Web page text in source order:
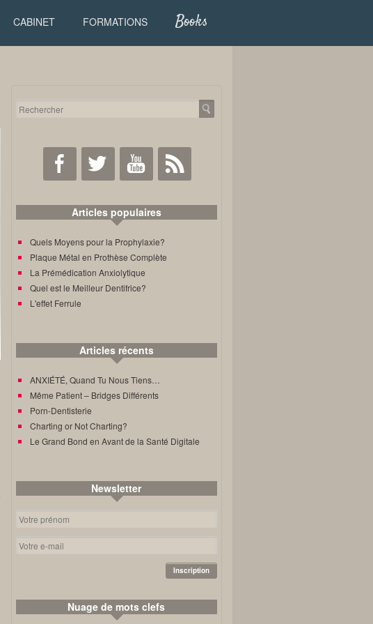
CABINET FORMATIONS Books
Facebook Twitter Youtube
Articles populaires
Quels Moyens pour la Prophylaxie?
Plaque Métal en Prothèse Complète
La Prémédication Anxiolytique
Quel est le Meilleur Dentifrice?
L'effet Ferrule
Articles récents
ANXIÉTÉ, Quand Tu Nous Tiens…
Même Patient – Bridges Différents
Porn-Dentisterie
Charting or Not Charting?
Le Grand Bond en Avant de la Santé Digitale
Newsletter
Nuage de mots clefs